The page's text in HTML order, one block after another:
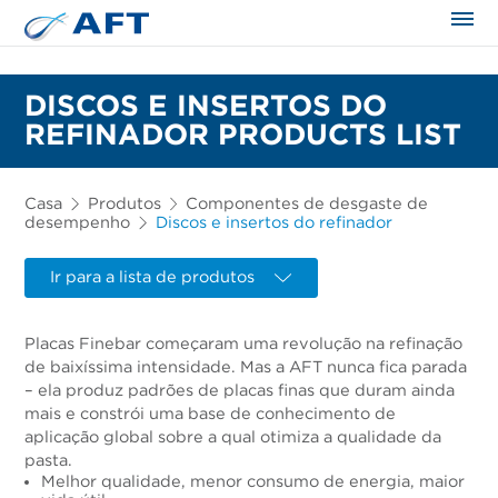
DISCOS E INSERTOS DO
REFINADOR PRODUCTS LIST
Casa Produtos
Componentes de desgaste de
desempenho
Discos e insertos do refinador
Ir para a lista de produtos
Placas Finebar começaram uma revolução na refinação
de baixíssima intensidade. Mas a AFT nunca fica parada
– ela produz padrões de placas finas que duram ainda
mais e constrói uma base de conhecimento de
aplicação global sobre a qual otimiza a qualidade da
pasta.
Melhor qualidade, menor consumo de energia, maior